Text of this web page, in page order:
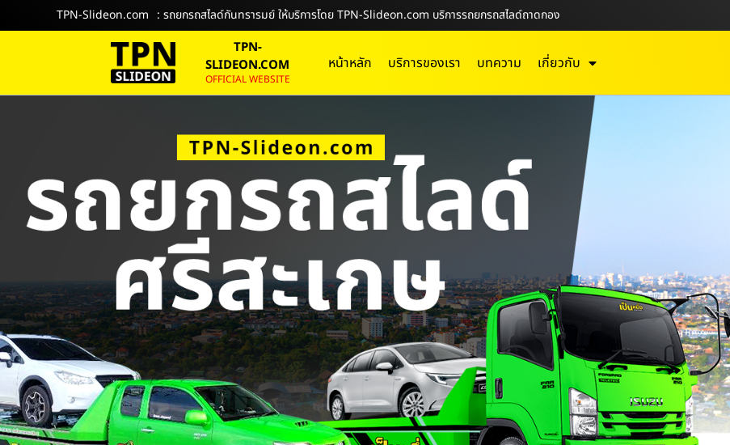
TPN-Slideon.com : รถยกรถสไลด์กันทรารมย์ ให้บริการโดย TPN-Slideon.com บริการรถยกรถสไลด์ถาดกอง
TPN-
SLIDEON.COM
OFFICIAL WEBSITE
หน้าหลัก บริการของเรา บทความ เกี่ยวกับ